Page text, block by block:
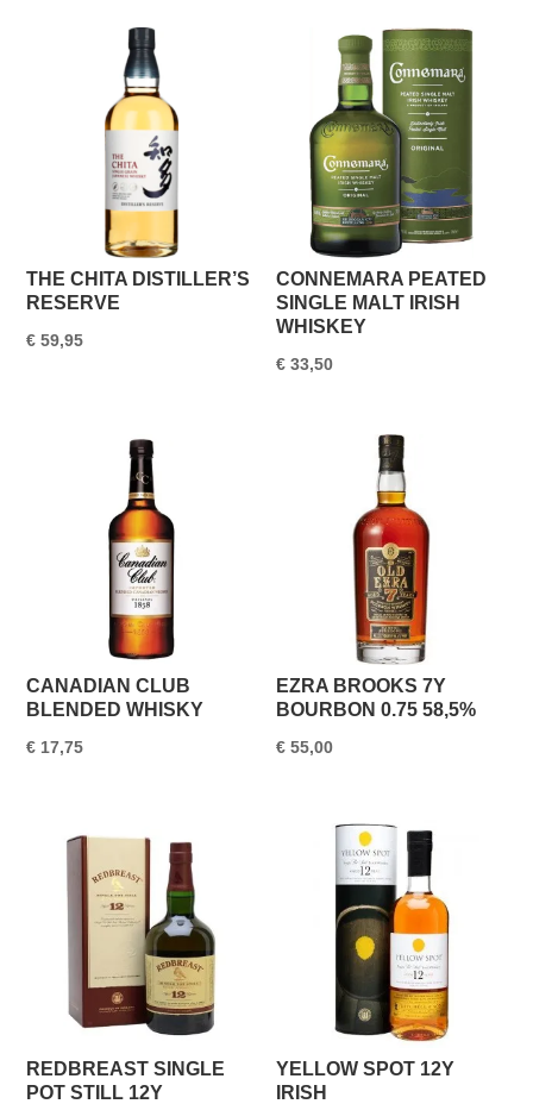
THE CHITA DISTILLER’S
RESERVE
€ 59,95
CONNEMARA PEATED
SINGLE MALT IRISH
WHISKEY
€ 33,50
CANADIAN CLUB
BLENDED WHISKY
€ 17,75
EZRA BROOKS 7Y
BOURBON 0.75 58,5%
€ 55,00
REDBREAST SINGLE
POT STILL 12Y
YELLOW SPOT 12Y
IRISH